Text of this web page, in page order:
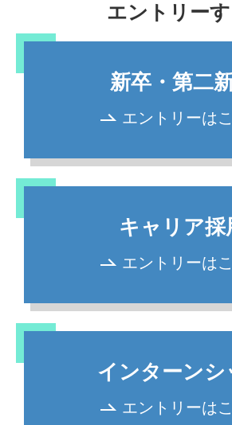
エントリー
新卒・第二
エントリーは
キャリア採
エントリーは
インターンシ
エントリーは